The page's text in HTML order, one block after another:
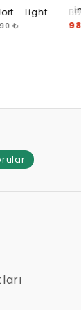
- Light
₺